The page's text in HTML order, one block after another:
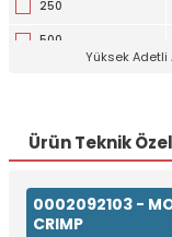
250
500
Yüksek Adetli
Ürün Teknik
0002092103 -
CRIMP